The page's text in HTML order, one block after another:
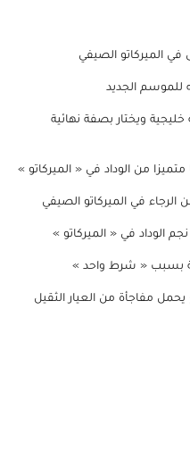
الميركاتو الصيفي
للموسم الجديد
خليجية ويختار بصفة نهائية
من الوداد في « الميركاتو »
في الميركاتو الصيفي
الوداد في « الميركاتو »
بسبب « شرط واحد »
مفاجأة من العيار الثقيل